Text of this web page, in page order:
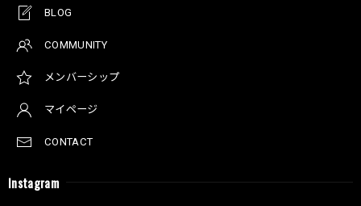
BLOG
COMMUNITY
メンバーシップ
マイページ
CONTACT
Instagram